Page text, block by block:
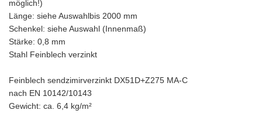
möglich!)
Länge: siehe Auswahlbis 2000 mm
Schenkel: siehe Auswahl (Innenmaß)
Stärke: 0,8 mm
Stahl Feinblech verzinkt
Feinblech sendzimirverzinkt DX51D+Z275 MA-C
nach EN 10142/10143
Gewicht: ca. 6,4 kg/m²